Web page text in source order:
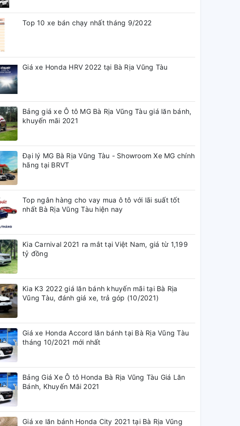
Top 10 xe bán chạy nhất tháng 9/2022
Giá xe Honda HRV 2022 tại Bà Rịa Vũng Tàu
Bảng giá xe Ô tô MG Bà Rịa Vũng Tàu giá lăn bánh,
khuyến mãi 2021
Đại lý MG Bà Rịa Vũng Tàu - Showroom Xe MG chính
hãng tại BRVT
Top ngân hàng cho vay mua ô tô với lãi suất tốt
nhất Bà Rịa Vũng Tàu hiện nay
Kia Carnival 2021 ra mắt tại Việt Nam, giá từ 1,199
tỷ đồng
Kia K3 2022 giá lăn bánh khuyến mãi tại Bà Rịa
Vũng Tàu, đánh giá xe, trả góp (10/2021)
Giá xe Honda Accord lăn bánh tại Bà Rịa Vũng Tàu
tháng 10/2021 mới nhất
Bảng Giá Xe Ô tô Honda Bà Rịa Vũng Tàu Giá Lăn
Bánh, Khuyến Mãi 2021
Giá xe lăn bánh Honda City 2021 tại Bà Rịa Vũng